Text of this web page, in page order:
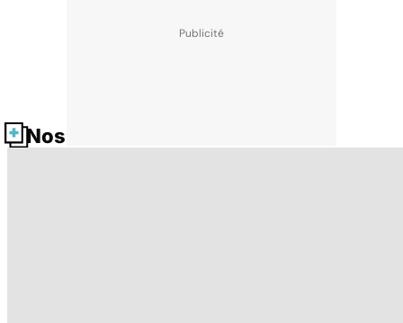
Nos fiches santé